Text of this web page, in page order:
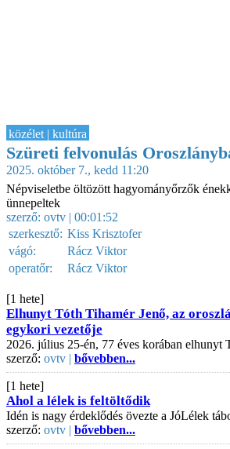
közélet | kultúra
Szüreti felvonulás
2025. október 7., kedd 11:20
Népviseletbe öltözött hagyományőrzők
ünnepeltek
szerző: ovtv | 00:01:52
szerkesztő: Kiss Krisztofer
vágó:
Rácz Viktor
operatőr:
Rácz Viktor
[1 hete]
Elhunyt Tóth Tihamér Jenő, az
egykori vezetője
2026. július 25-én, 77 éves korában elhunyt
szerző: ovtv | bővebben...
[1 hete]
Ahol a lélek is feltöltődik
Idén is nagy érdeklődés övezte a JóLélek
szerző: ovtv | bővebben...